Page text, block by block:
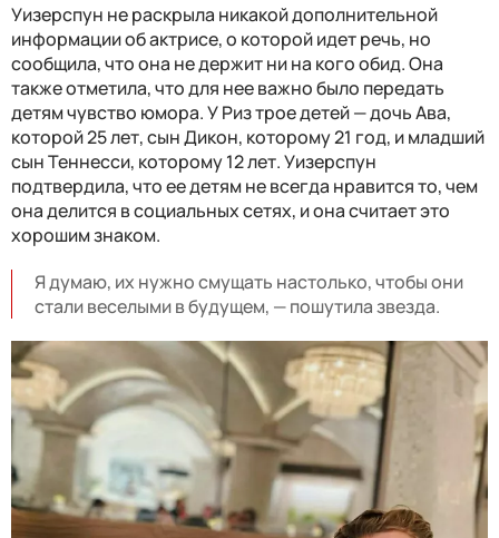
Уизерспун не раскрыла никакой дополнительной
информации об актрисе, о которой идет речь, но
сообщила, что она не держит ни на кого обид. Она
также отметила, что для нее важно было передать
детям чувство юмора. У Риз трое детей — дочь Ава,
которой 25 лет, сын Дикон, которому 21 год, и младший
сын Теннесси, которому 12 лет. Уизерспун
подтвердила, что ее детям не всегда нравится то, чем
она делится в социальных сетях, и она считает это
хорошим знаком.
Я думаю, их нужно смущать настолько, чтобы они
стали веселыми в будущем, — пошутила звезда.